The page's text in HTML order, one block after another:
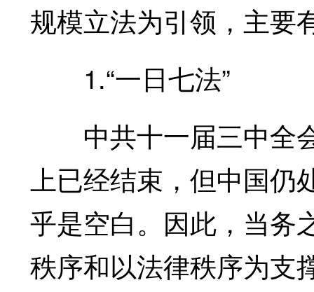
规模立法为引领，主要
1.“一日七法”
中共十一届三中全会
上已经结束，但中国仍
乎是空白。因此，当务
秩序和以法律秩序为支